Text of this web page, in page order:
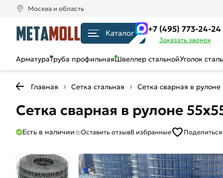
Москва и область
Каталог +7 (495) 773-24-24
Заказать звонок
АрматураТруба профильнаяШвеллер стальнойУголок
Главная Сетка стальная Сетка сварная в рулоне
Сетка сварная в рулоне
Есть в наличии Оставить отзывВ избранные Поделиться